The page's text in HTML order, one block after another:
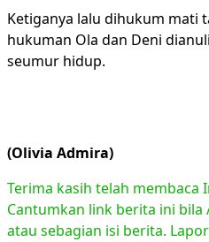
Ketiganya lalu dihukum mati
hukuman Ola dan Deni
seumur hidup.
(Olivia Admira)
Terima kasih telah membaca
Cantumkan link berita ini
atau sebagian isi berita.